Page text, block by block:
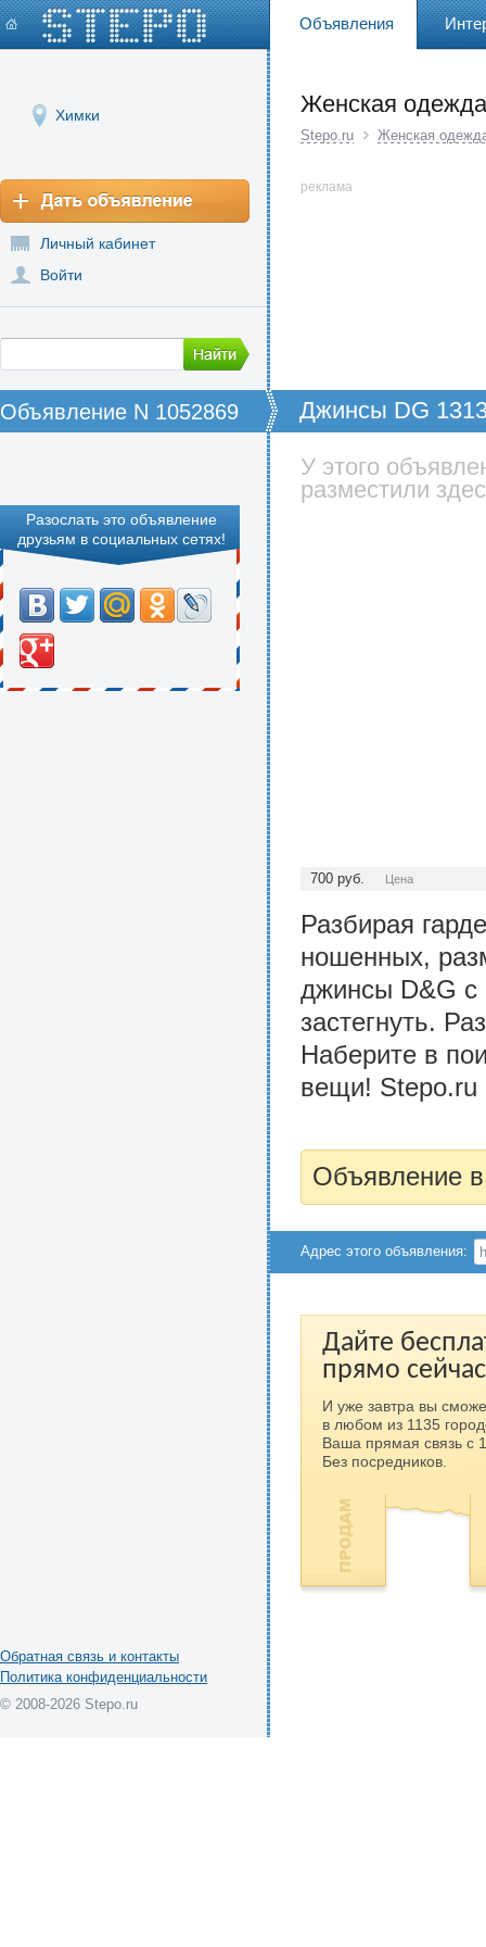
Объявления
Химки
Личный кабинет
Войти
Женская одежда
Stepo.ru Женская
реклама
Объявление N 1052869 Джинсы DG
Разослать это объявление
друзьям в социальных сетях!
У этого
разместили
700 руб. Цена
Разбирая
ношенных,
джинсы D&G с
застегнуть.
Наберите в
вещи! Stepo.ru
Объявление
Адрес этого объявления:
Дайте
прямо
И уже завтра вы
в любом из 1135
Ваша прямая связь с
Без посредников.
Обратная связь и контакты
Политика конфиденциальности
© 2008-2026 Stepo.ru